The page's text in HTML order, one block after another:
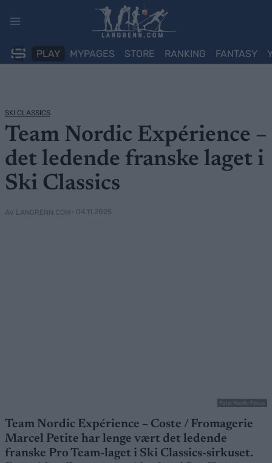
PLAY MYPAGES STORE RANKING FANTASY
SKI CLASSICS
Team Nordic Expérience –
det ledende franske laget i
Ski Classics
AV LANGRENN.COM • 04.11.2025
Foto: Nordic Focus
Team Nordic Expérience – Coste / Fromagerie
Marcel Petite har lenge vært det ledende
franske Pro Team-laget i Ski Classics-sirkuset.